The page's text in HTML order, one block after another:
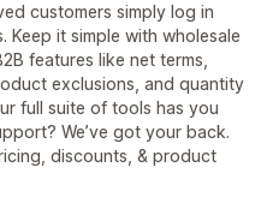
customers simply log in
Keep it simple with wholesale
features like net terms,
exclusions, and quantity
full suite of tools has you
We’ve got your back.
discounts, & product